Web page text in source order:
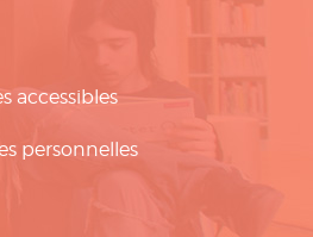
accessibles
personnelles